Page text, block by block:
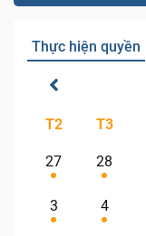
Thực hiện quyền
T2 T3
27 28
3 4